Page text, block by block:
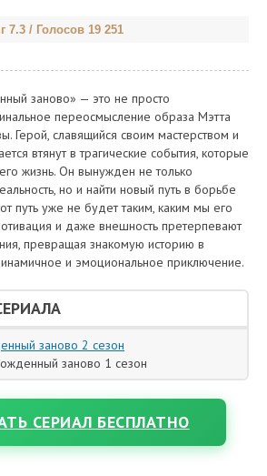
7.3 / Голосов 19 251
заново» — это не просто
переосмысление образа Мэтта
Герой, славящийся своим мастерством и
втянут в трагические события, которые
жизнь. Он вынужден не только
но и найти новый путь в борьбе
путь уже не будет таким, каким мы его
и даже внешность претерпевают
превращая знакомую историю в
и эмоциональное приключение.
заново 2 сезон
заново 1 сезон
СЕРИАЛ БЕСПЛАТНО